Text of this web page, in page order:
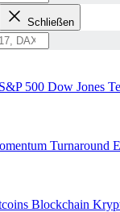
Schließen
S&P 500 Dow Jones
Turnaround
Blockchain